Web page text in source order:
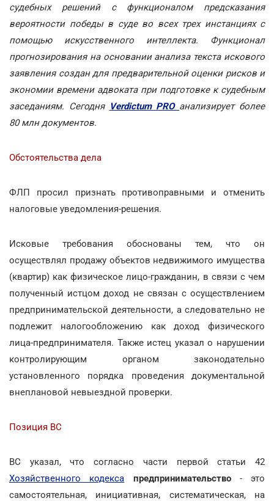
судебных решений с функционалом предсказания
вероятности победы в суде во всех трех инстанциях с
помощью искусственного интеллекта. Функционал
прогнозирования на основании анализа текста искового
заявления создан для предварительной оценки рисков и
экономии времени адвоката при подготовке к судебным
заседаниям. Сегодня Verdictum PRO анализирует более
80 млн документов.
Обстоятельства дела
ФЛП просил признать противоправными и отменить
налоговые уведомления-решения.
Исковые требования обоснованы тем, что он
осуществлял продажу объектов недвижимого имущества
(квартир) как физическое лицо-гражданин, в связи с чем
полученный истцом доход не связан с осуществлением
предпринимательской деятельности, а следовательно не
подлежит налогообложению как доход физического
лица-предпринимателя. Также истец указал о нарушении
контролирующим органом законодательно
установленного порядка проведения документальной
внеплановой невыездной проверки.
Позиция ВС
ВС указал, что согласно части первой статьи 42
Хозяйственного кодекса
предпринимательство- это
самостоятельная, инициативная, систематическая, на